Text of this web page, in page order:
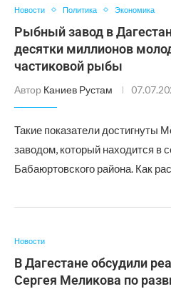
Новости Политика Экономика
Рыбный завод в
десятки миллионов
частиковой рыбы
Автор Каниев Рустам
Такие показатели достигнуты
заводом, который находится в
Бабаюртовского района. Как
Новости
В Дагестане обсудили
Сергея Меликова по